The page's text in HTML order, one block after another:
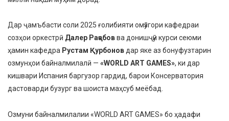
Дар ҷамъбасти соли 2025 ғолибияти омӯзгори кафедраи
созҳои оркестрӣ Далер Раҷабовва донишҷӯи курси сеюми
ҳамин кафедра Рустам Қурбоновдар яке аз бонуфузтарин
озмунҳои байналмилалӣ — «WORLD ART GAMES», ки дар
кишвари Испания баргузор гардид, барои Консерватория
дастоварди бузург ва шоиста маҳсуб меёбад.
Озмуни байналмилалии «WORLD ART GAMES» бо ҳадафи